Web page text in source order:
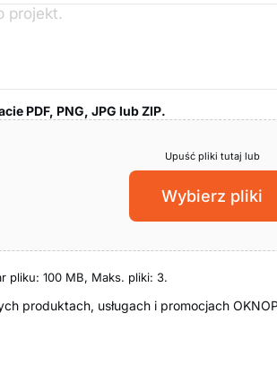
PDF, PNG, JPG lub ZIP.
Upuść pliki tutaj lub
Wybierz pliki
pliku: 100 MB, Maks. pliki: 3.
produktach, usługach i promocjach